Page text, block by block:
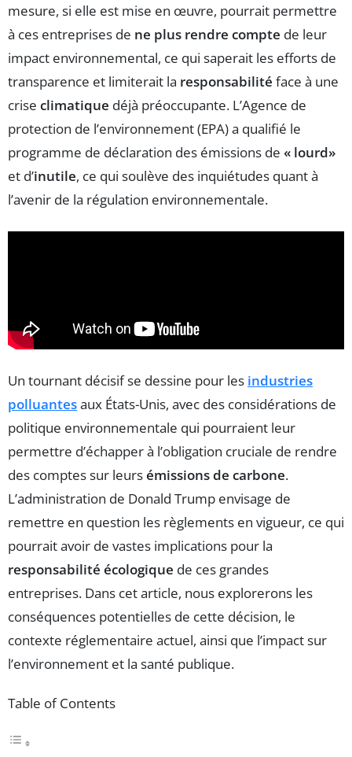
mesure, si elle est mise en œuvre, pourrait permettre
à ces entreprises de ne plus rendre compte de leur
impact environnemental, ce qui saperait les efforts de
transparence et limiterait la responsabilité face à une
crise climatique déjà préoccupante. L’Agence de
protection de l’environnement (EPA) a qualifié le
programme de déclaration des émissions de « lourd»
et d’inutile, ce qui soulève des inquiétudes quant à
l’avenir de la régulation environnementale.
Un tournant décisif se dessine pour les industries
polluantesaux États-Unis, avec des considérations de
politique environnementale qui pourraient leur
permettre d’échapper à l’obligation cruciale de rendre
des comptes sur leursémissions de carbone.
L’administration de Donald Trump envisage de
remettre en question les règlements en vigueur, ce qui
pourrait avoir de vastes implications pour la
responsabilité écologique de ces grandes
entreprises. Dans cet article, nous explorerons les
conséquences potentielles de cette décision, le
contexte réglementaire actuel, ainsi que l’impact sur
l’environnement et la santé publique.
Table of Contents